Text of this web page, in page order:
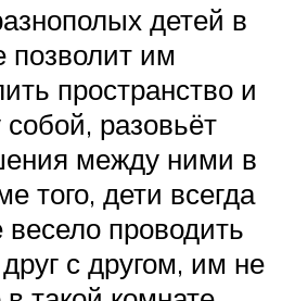
детей в
позволит им
пространство и
разовьёт
между ними в
того, дети всегда
весело проводить
с другом, им не